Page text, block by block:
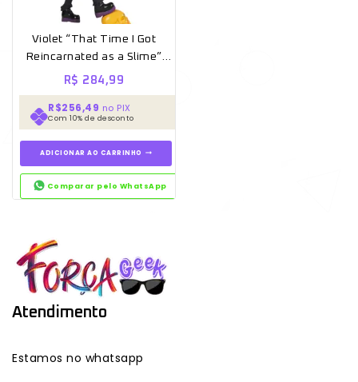
Violet “That Time I Got
Reincarnated as a Slime”
100% Original Lacrado
R$ 284,99
R$256,49 no PIX
Com 10% de desconto
ADICIONAR AO CARRINHO
Comparar pelo WhatsApp
Atendimento
Estamos no whatsapp